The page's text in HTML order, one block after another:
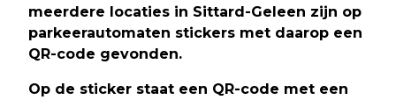
meerdere locaties in Sittard-Geleen zijn op
parkeerautomaten stickers met daarop een
QR-code gevonden.
Op de sticker staat een QR-code met een